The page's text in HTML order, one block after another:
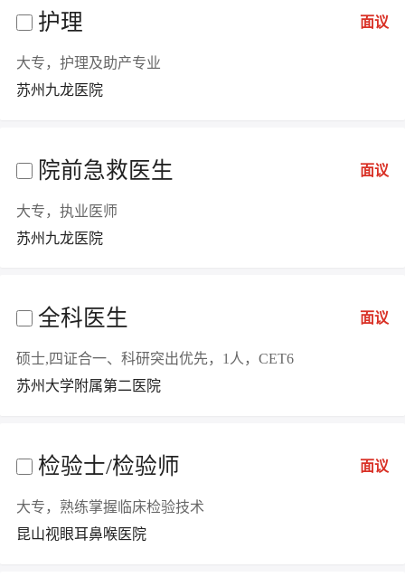
护理 面议
大专，护理及助产专业
苏州九龙医院
院前急救医生 面议
大专，执业医师
苏州九龙医院
全科医生 面议
硕士,四证合一、科研突出优先，1人，CET6
苏州大学附属第二医院
检验士/检验师 面议
大专，熟练掌握临床检验技术
昆山视眼耳鼻喉医院